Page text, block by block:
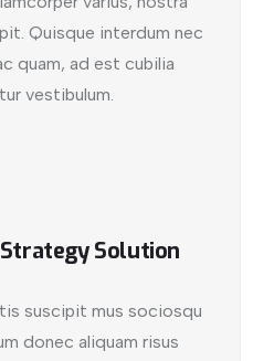
Quisque interdum nec
quam, ad est cubilia
vestibulum.
Solution
suscipit mus sociosqu
donec aliquam risus